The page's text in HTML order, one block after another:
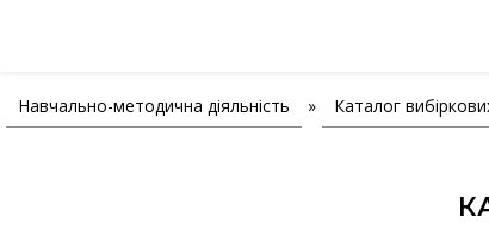
Навчально-методична діяльність » Каталог